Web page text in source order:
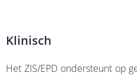
Klinisch
Het ZIS/EPD ondersteunt op